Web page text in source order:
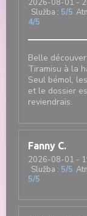
2026-08-01 -
Služba : 5/5
4/5
Belle
Tiramisu à la
Seul bémol,
et le dossier
reviendrais.
Fanny C
2026-08-01 -
Služba : 5/5
5/5